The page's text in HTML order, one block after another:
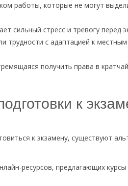
работы, которые не могут
сильный стресс и тревогу перед
трудности с адаптацией к
получить права в
к
к экзамену, существуют
ресурсов, предлагающих курсы